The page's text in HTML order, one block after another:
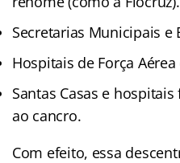
Secretarias Municipais e
Hospitais de Força
Santas Casas e
ao cancro.
Com efeito, essa